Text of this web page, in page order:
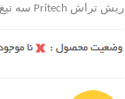
ریش تراش Pritech سه تیغ (مدل RSM-1278)